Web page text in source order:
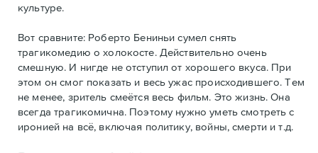
культуре.
Вот сравните: Роберто Бениньи сумел снять
трагикомедию о холокосте. Действительно очень
смешную. И нигде не отступил от хорошего вкуса. При
этом он смог показать и весь ужас происходившего. Тем
не менее, зритель смеётся весь фильм. Это жизнь. Она
всегда трагикомична. Поэтому нужно уметь смотреть с
иронией на всё, включая политику, войны, смерти и т.д.